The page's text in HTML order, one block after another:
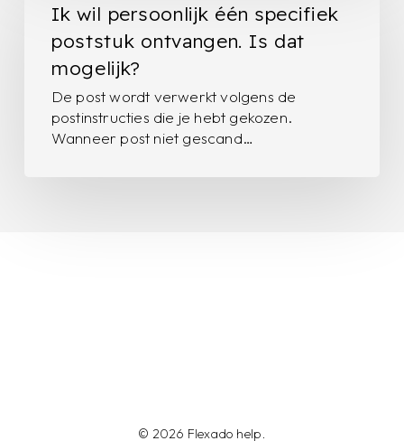
persoonlijk
specifiek
poststuk
ontvangen.
Ik wil persoonlijk één specifiek
poststuk ontvangen. Is dat
mogelijk?
De post wordt verwerkt volgens de
postinstructies die je hebt gekozen.
Wanneer post niet gescand…
© 2026 Flexado help.